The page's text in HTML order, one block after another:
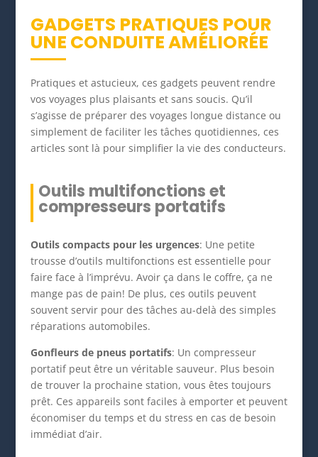
GADGETS PRATIQUES POUR
UNE CONDUITE AMÉLIORÉE
Pratiques et astucieux, ces gadgets peuvent rendre
vos voyages plus plaisants et sans soucis. Qu’il
s’agisse de préparer des voyages longue distance ou
simplement de faciliter les tâches quotidiennes, ces
articles sont là pour simplifier la vie des conducteurs.
Outils multifonctions et
compresseurs portatifs
Outils compacts pour les urgences: Une petite
trousse d’outils multifonctions est essentielle pour
faire face à l’imprévu. Avoir ça dans le coffre, ça ne
mange pas de pain! De plus, ces outils peuvent
souvent servir pour des tâches au-delà des simples
réparations automobiles.
Gonfleurs de pneus portatifs: Un compresseur
portatif peut être un véritable sauveur. Plus besoin
de trouver la prochaine station, vous êtes toujours
prêt. Ces appareils sont faciles à emporter et peuvent
économiser du temps et du stress en cas de besoin
immédiat d’air.